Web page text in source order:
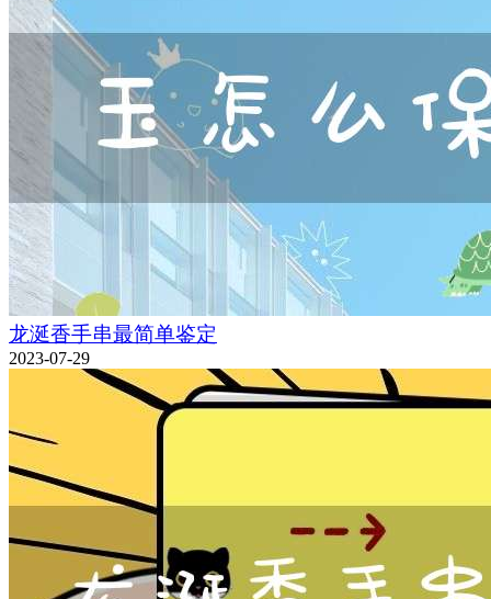
龙涎香手串最简单鉴定
2023-07-29